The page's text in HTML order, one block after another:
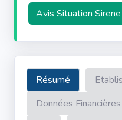
Avis Situation Sirene
Résumé
Données Financières